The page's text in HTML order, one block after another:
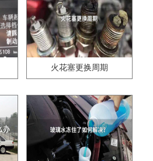
火花塞更换周期